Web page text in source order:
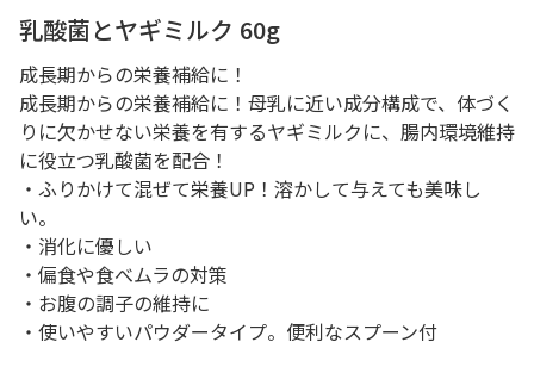
乳酸菌とヤギミルク 60g
成長期からの栄養補給に！
成長期からの栄養補給に！母乳に近い成分構成で、体づく
りに欠かせない栄養を有するヤギミルクに、腸内環境維持
に役立つ乳酸菌を配合！
・ふりかけて混ぜて栄養UP！溶かして与えても美味し
い。
・消化に優しい
・偏食や食べムラの対策
・お腹の調子の維持に
・使いやすいパウダータイプ。便利なスプーン付